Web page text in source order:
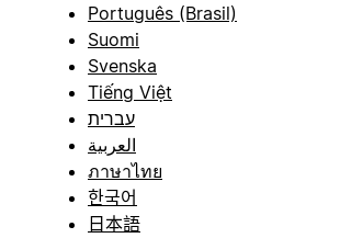
Português (Brasil)
Suomi
Svenska
Tiếng Việt
עברית
العربية
ภาษาไทย
한국어
日本語